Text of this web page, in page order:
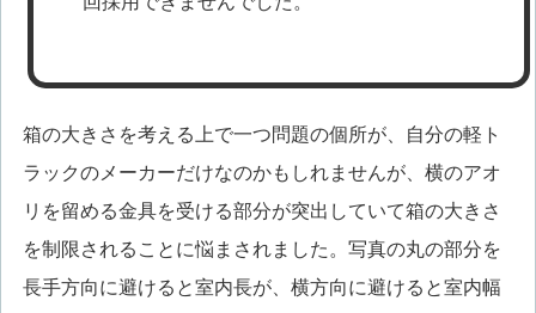
箱の大きさを考える上で一つ問題の個所が、自分の軽ト
ラックのメーカーだけなのかもしれませんが、横のアオ
リを留める金具を受ける部分が突出していて箱の大きさ
を制限されることに悩まされました。写真の丸の部分を
長手方向に避けると室内長が、横方向に避けると室内幅